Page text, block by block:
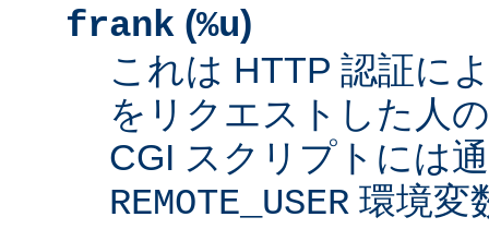
frank (%u)
これは HTTP 認証に
をリクエストした人
CGI スクリプトには
REMOTE_USER 環境変